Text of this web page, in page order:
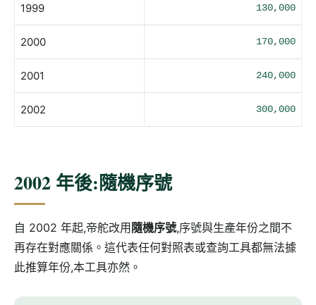
1999 130,000
2000 170,000
2001 240,000
2002 300,000
2002 年後:隨機序號
自 2002 年起,帝舵改用隨機序號,序號與生產年份之間不
再存在對應關係。這代表任何對照表或查詢工具都無法據
此推算年份,本工具亦然。